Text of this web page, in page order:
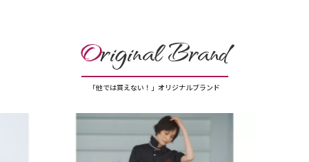
Original Brand
「他では買えない！」オリジナルブランド